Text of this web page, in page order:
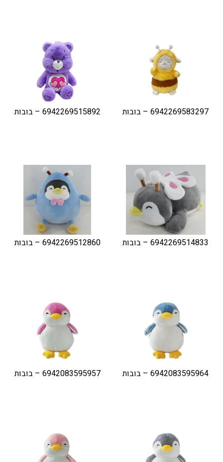
6942269583297 – בובות 6942269515892 – בובות
6942269514833 – בובות 6942269512860 – בובות
6942083595964 – בובות 6942083595957 – בובות